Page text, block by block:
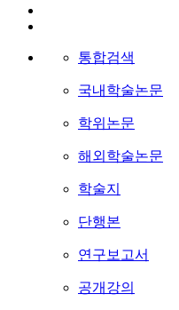
통합검색
국내학술논문
학위논문
해외학술논문
학술지
단행본
연구보고서
공개강의